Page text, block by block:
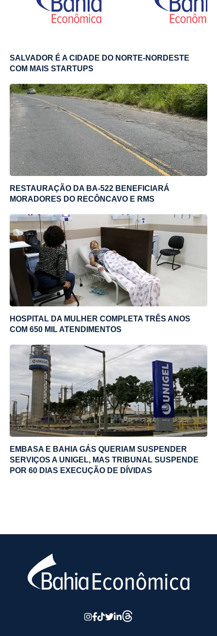
SALVADOR É A CIDADE DO NORTE-NORDESTE
COM MAIS STARTUPS
RESTAURAÇÃO DA BA-522 BENEFICIARÁ
MORADORES DO RECÔNCAVO E RMS
HOSPITAL DA MULHER COMPLETA TRÊS ANOS
COM 650 MIL ATENDIMENTOS
EMBASA E BAHIA GÁS QUERIAM SUSPENDER
SERVIÇOS A UNIGEL, MAS TRIBUNAL SUSPENDE
POR 60 DIAS EXECUÇÃO DE DÍVIDAS